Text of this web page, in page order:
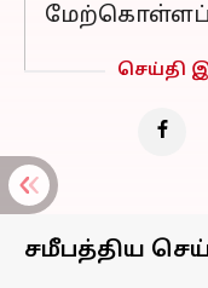
செய்தி
சமீபத்திய